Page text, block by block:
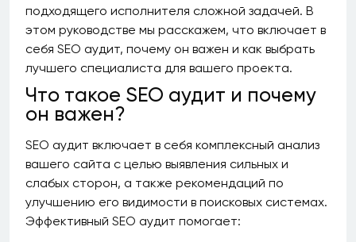
подходящего исполнителя сложной задачей. В
этом руководстве мы расскажем, что включает в
себя SEO аудит, почему он важен и как выбрать
лучшего специалиста для вашего проекта.
Что такое SEO аудит и почему
он важен?
SEO аудит включает в себя комплексный анализ
вашего сайта с целью выявления сильных и
слабых сторон, а также рекомендаций по
улучшению его видимости в поисковых системах.
Эффективный SEO аудит помогает: